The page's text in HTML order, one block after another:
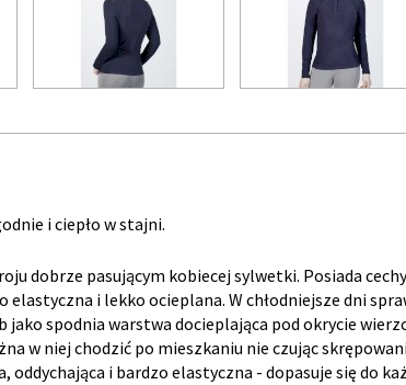
i ciepło w stajni.
dobrze pasującym kobiecej sylwetki. Posiada
elastyczna i lekko ocieplana. W chłodniejsze dni
jako spodnia warstwa docieplająca pod okrycie
w niej chodzić po mieszkaniu nie czując
oddychająca i bardzo elastyczna - dopasuje się do